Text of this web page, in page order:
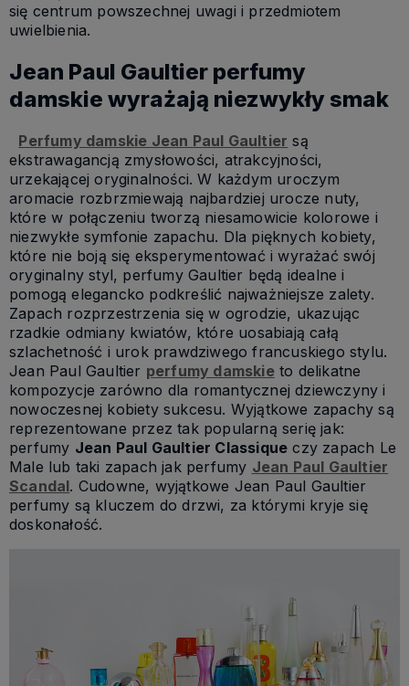
się centrum powszechnej uwagi i przedmiotem
uwielbienia.
Jean Paul Gaultier perfumy
damskie wyrażają niezwykły smak
Perfumy damskie Jean Paul Gaultier są
ekstrawagancją zmysłowości, atrakcyjności,
urzekającej oryginalności. W każdym uroczym
aromacie rozbrzmiewają najbardziej urocze nuty,
które w połączeniu tworzą niesamowicie kolorowe i
niezwykłe symfonie zapachu. Dla pięknych kobiety,
które nie boją się eksperymentować i wyrażać swój
oryginalny styl, perfumy Gaultier będą idealne i
pomogą elegancko podkreślić najważniejsze zalety.
Zapach rozprzestrzenia się w ogrodzie, ukazując
rzadkie odmiany kwiatów, które uosabiają całą
szlachetność i urok prawdziwego francuskiego stylu.
Jean Paul Gaultier perfumy damskieto delikatne
kompozycje zarówno dla romantycznej dziewczyny i
nowoczesnej kobiety sukcesu. Wyjątkowe zapachy są
reprezentowane przez tak popularną serię jak:
perfumy Jean Paul Gaultier Classique czy zapach Le
Male lub taki zapach jak perfumy Jean Paul Gaultier
Scandal. Cudowne, wyjątkowe Jean Paul Gaultier
perfumy są kluczem do drzwi, za którymi kryje się
doskonałość.